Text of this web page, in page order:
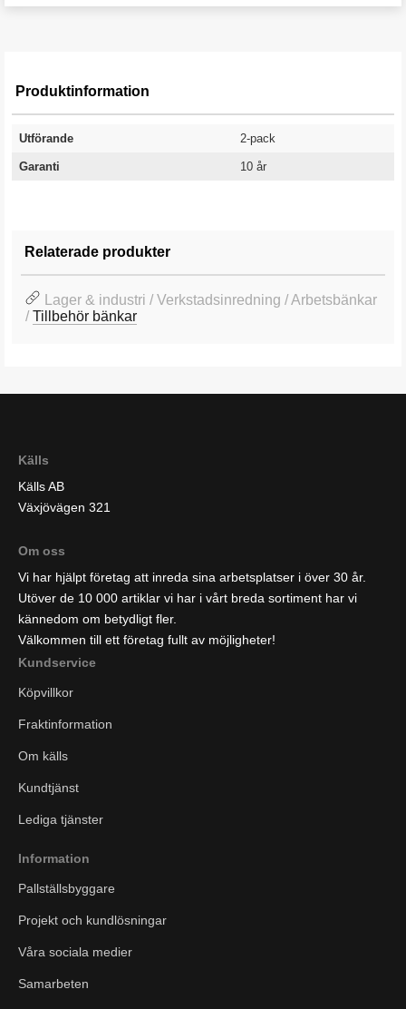
Produktinformation
Utförande 2-pack
Garanti 10 år
Relaterade produkter
Lager & industri / Verkstadsinredning / Arbetsbänkar
/Tillbehör bänkar
Källs
Källs AB
Växjövägen 321
Om oss
Vi har hjälpt företag att inreda sina arbetsplatser i över 30 år.
Utöver de 10 000 artiklar vi har i vårt breda sortiment har vi
kännedom om betydligt fler.
Välkommen till ett företag fullt av möjligheter!
Kundservice
Köpvillkor
Fraktinformation
Om källs
Kundtjänst
Lediga tjänster
Information
Pallställsbyggare
Projekt och kundlösningar
Våra sociala medier
Samarbeten